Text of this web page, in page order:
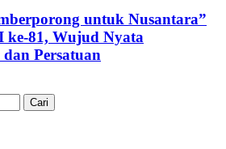
untuk Nusantara”
81, Wujud Nyata
Persatuan